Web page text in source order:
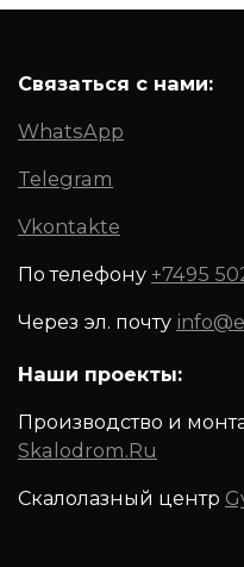
Связаться с нами:
WhatsApp
Telegram
Vkontakte
По телефону +7495
Через эл. почту
Наши проекты:
Производство и
Skalodrom.Ru
Скалолазный центр